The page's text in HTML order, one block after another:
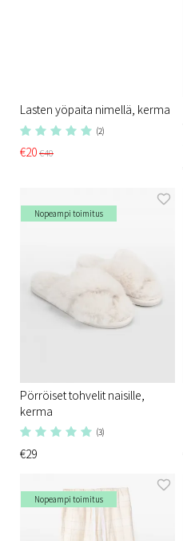
Lasten yöpaita nimellä, kerma
(2)
€20€40
Nopeampi toimitus
Pörröiset tohvelit naisille,
kerma
(3)
€29
Nopeampi toimitus